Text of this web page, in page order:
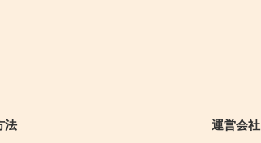
法 運営会社